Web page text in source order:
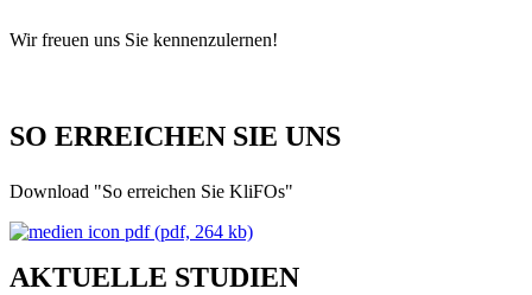
Wir freuen uns Sie kennenzulernen!
SO ERREICHEN SIE UNS
Download "So erreichen Sie KliFOs"
(pdf, 264 kb)
AKTUELLE STUDIEN